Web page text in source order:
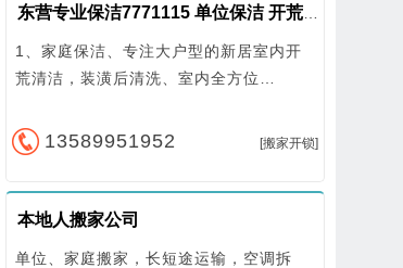
1、家庭保洁、专注大户型的新居室内开
荒清洁，装潢后清洗、室内全方位…
13589951952 [搬家开锁]
本地人搬家公司
单位、家庭搬家，长短途运输，空调拆